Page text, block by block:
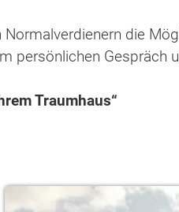
die
persönlichen
Traumhaus“